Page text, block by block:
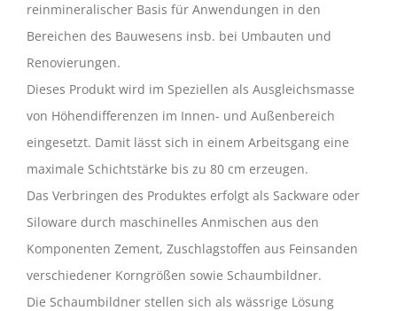
reinmineralischer Basis für Anwendungen in den
Bereichen des Bauwesens insb. bei Umbauten und
Renovierungen.
Dieses Produkt wird im Speziellen als Ausgleichsmasse
von Höhendifferenzen im Innen- und Außenbereich
eingesetzt. Damit lässt sich in einem Arbeitsgang eine
maximale Schichtstärke bis zu 80 cm erzeugen.
Das Verbringen des Produktes erfolgt als Sackware oder
Siloware durch maschinelles Anmischen aus den
Komponenten Zement, Zuschlagstoffen aus Feinsanden
verschiedener Korngrößen sowie Schaumbildner.
Die Schaumbildner stellen sich als wässrige Lösung